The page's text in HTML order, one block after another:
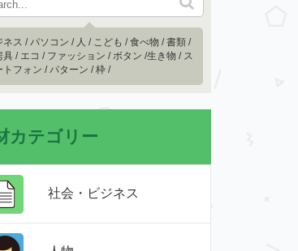
ネス /パソコン / 人 / こども /食べ物 /書類 /
具 / エコ / ファッション /ボタン /生き物 / ス
トフォン /パターン /枠 /
カテゴリー
社会・ビジネス